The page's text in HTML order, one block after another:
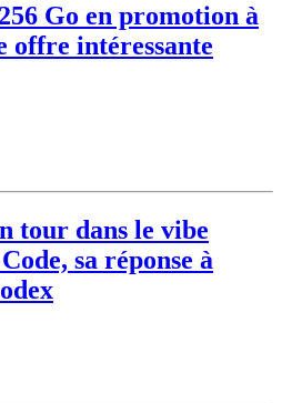
Go en promotion à
offre intéressante
tour dans le vibe
sa réponse à